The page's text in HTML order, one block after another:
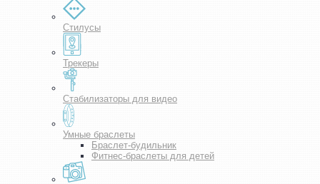
Стилусы
Трекеры
Стабилизаторы для видео
Умные браслеты
Браслет-будильник
Фитнес-браслеты для детей